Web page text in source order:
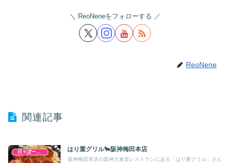
ReoNeneをフォローする
ReoNene
関連記事
日々ぼーのぼーの はり重グリル🐂阪神梅田本店
阪神梅田本店の阪神大食堂レストランにある「はり重グリル」さん